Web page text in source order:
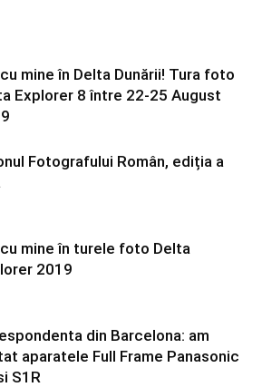
mine în Delta Dunării! Tura foto
Explorer 8 între 22-25 August
Fotografului Român, ediția a
mine în turele foto Delta
2019
din Barcelona: am
aparatele Full Frame Panasonic
S1R